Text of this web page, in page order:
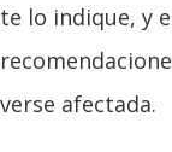
te lo indique, y
verse afectada.